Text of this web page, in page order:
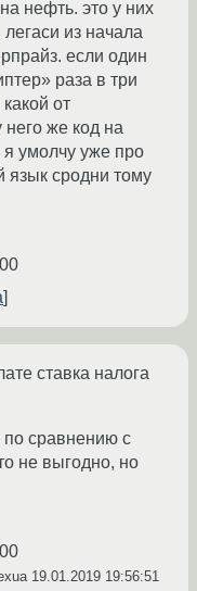
нефть. это у них
из начала
если один
раза в три
от
него же код на
умолчу уже про
язык сродни тому
ставка налога
сравнению с
не выгодно, но
19.01.2019 19:56:51